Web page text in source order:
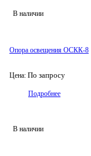
В наличии
Опора освещения ОСКК-8
Цена: По запросу
Подробнее
В наличии